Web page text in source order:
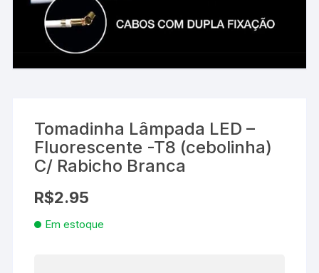
Tomadinha Lâmpada LED –
Fluorescente -T8 (cebolinha)
C/ Rabicho Branca
R$2.95
Em estoque